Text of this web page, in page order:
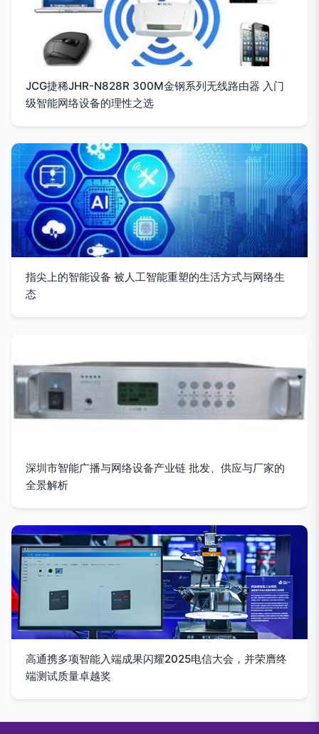
JCG捷稀JHR-N828R 300M金钢系列无线路由器 入门
级智能网络设备的理性之选
指尖上的智能设备 被人工智能重塑的生活方式与网络生
态
深圳市智能广播与网络设备产业链 批发、供应与厂家的
全景解析
高通携多项智能入端成果闪耀2025电信大会，并荣膺终
端测试质量卓越奖